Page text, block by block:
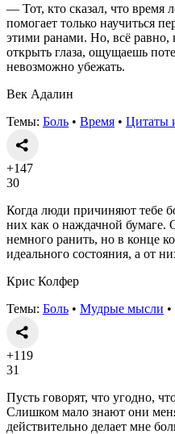
— Тот, кто сказал, что время
помогает только научиться
этими ранами. Но, всё равно,
открыть глаза, ощущаешь
невозможно убежать.
Век Адалин
Темы: Боль • Время • Цитаты
+147
30
Когда люди причиняют тебе
них как о наждачной бумаге.
немного ранить, но в конце
идеального состояния, а от
Крис Колфер
Темы: Боль • Мудрые мысли •
+119
31
Пусть говорят, что угодно,
Слишком мало знают они
действительно делает мне